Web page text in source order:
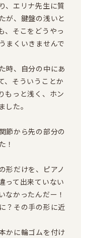
、エリナ先生に質
が、鍵盤の浅いと
、そこをどうやっ
まくいきませんで
時、自分の中にあ
、そういうことか
もっと浅く、ホン
た。
節から先の部分の
！
形だけを、ピアノ
って出来ていない
なかったんだー！
？その手の形に近
かに輪ゴムを付け